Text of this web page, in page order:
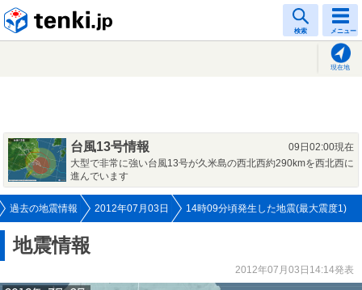
検索 メニュー
現在地
台風13号情報
09日02:00現在
大型で非常に強い台風13号が久米島の西北西約290kmを西北西に
進んでいます
過去の地震情報 2012年07月03日 14時09分頃発生した地震(最大震度1)
地震情報
2012年07月03日14:14発表